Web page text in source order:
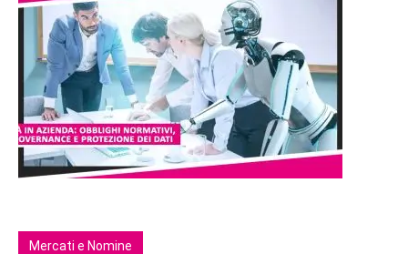
Mercati e Nomine